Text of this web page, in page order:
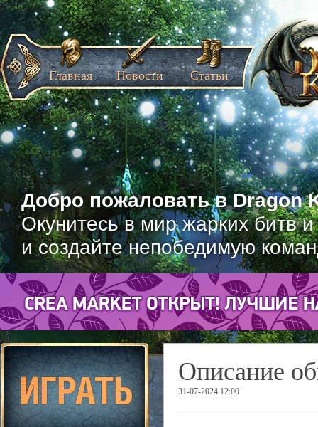
Добро пожаловать в Dragon
Окунитесь в мир жарких битв
и создайте непобедимую
Главная Новости Статьи
Описание
31-07-2024 12:00